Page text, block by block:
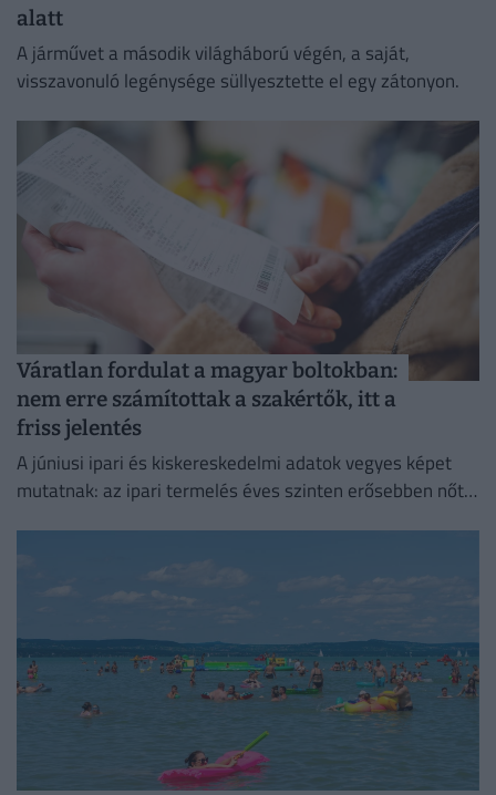
alatt
A járművet a második világháború végén, a saját,
visszavonuló legénysége süllyesztette el egy zátonyon.
Váratlan fordulat a magyar boltokban:
nem erre számítottak a szakértők, itt a
friss jelentés
A júniusi ipari és kiskereskedelmi adatok vegyes képet
mutatnak: az ipari termelés éves szinten erősebben nőtt